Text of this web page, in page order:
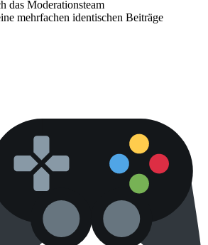
das Moderationsteam
mehrfachen identischen Beiträge